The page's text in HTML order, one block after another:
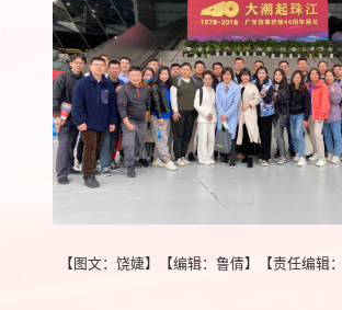
【图文：饶婕】【编辑：鲁倩】【责任编辑：